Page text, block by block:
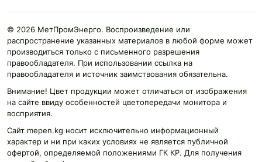
© 2026 МетПромЭнерго. Воспроизведение или
распространение указанных материалов в любой форме может
производиться только с письменного разрешения
правообладателя. При использовании ссылка на
правообладателя и источник заимствования обязательна.
Внимание! Цвет продукции может отличаться от изображения
на сайте ввиду особенностей цветопередачи монитора и
восприятия.
Сайт mepen.kg носит исключительно информационный
характер и ни при каких условиях не является публичной
офертой, определяемой положениями ГК КР. Для получения